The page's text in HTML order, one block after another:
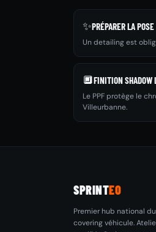
✨PRÉPARER LA POSE
Un detailing est
🔲FINITION SHADOW
Le PPF protège le
Villeurbanne.
SPRINTEO
Premier hub national du
covering véhicule.